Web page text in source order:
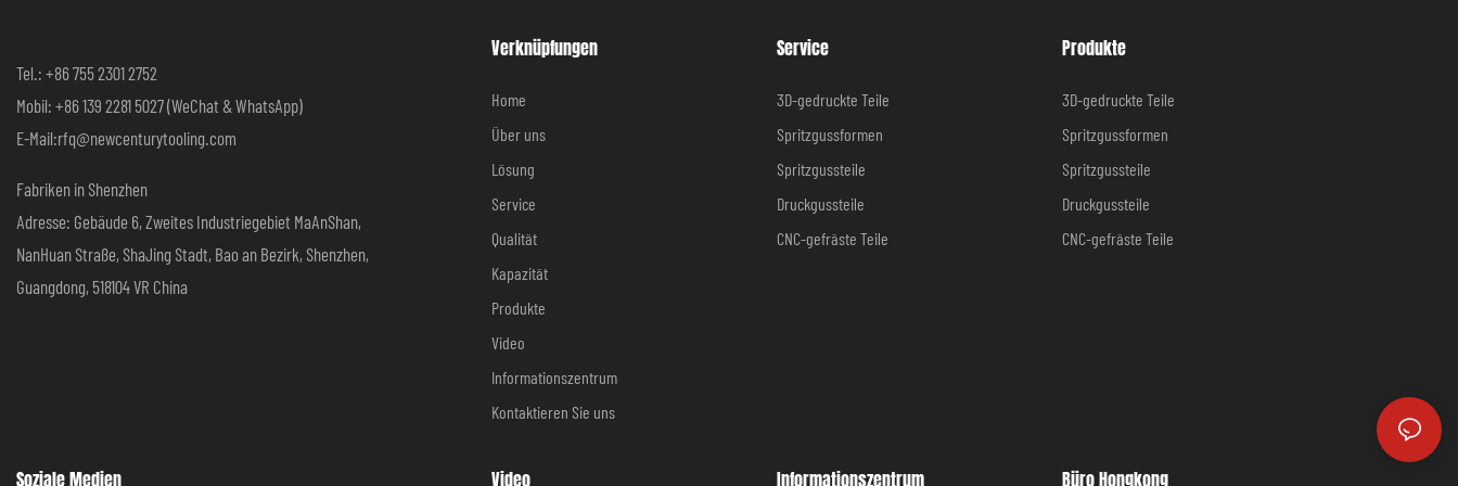
Tel.: +86 755 2301 2752
Mobil: +86 139 2281 5027 (WeChat & WhatsApp)
E-Mail:rfq@newcenturytooling.com
Fabriken in Shenzhen
Adresse: Gebäude 6, Zweites Industriegebiet MaAnShan,
NanHuan Straße, ShaJing Stadt, Bao an Bezirk, Shenzhen,
Guangdong, 518104 VR China
Verknüpfungen
Home
Über uns
Lösung
Service
Qualität
Kapazität
Produkte
Video
Informationszentrum
Kontaktieren Sie uns
Service
3D-gedruckte Teile
Spritzgussformen
Spritzgussteile
Druckgussteile
CNC-gefräste Teile
Produkte
3D-gedruckte Teile
Spritzgussformen
Spritzgussteile
Druckgussteile
CNC-gefräste Teile
Soziale Medien Video Informationszentrum Büro Hongkong